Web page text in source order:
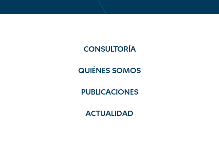
CONSULTORÍA
QUIÉNES SOMOS
PUBLICACIONES
ACTUALIDAD